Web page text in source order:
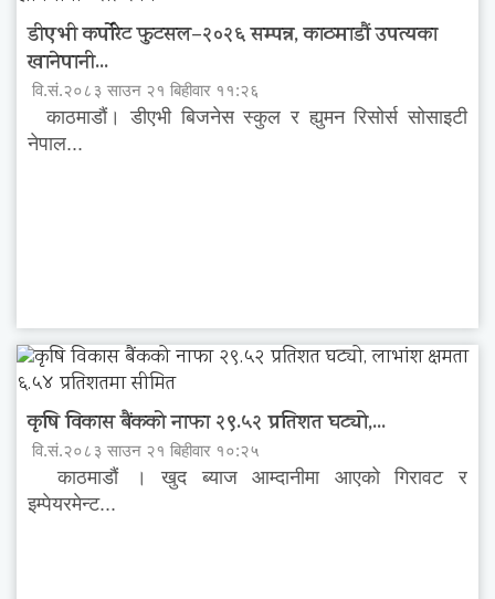
डीएभी कर्पोरेट फुटसल–२०२६ सम्पन्न, काठमाडौं उपत्यका
खानेपानी...
वि.सं.२०८३ साउन २१ बिहीवार ११:२६
काठमाडौं। डीएभी बिजनेस स्कुल र ह्युमन रिसोर्स सोसाइटी
नेपाल...
कृषि विकास बैंकको नाफा २९.५२ प्रतिशत घट्यो,...
वि.सं.२०८३ साउन २१ बिहीवार १०:२५
काठमाडौं । खुद ब्याज आम्दानीमा आएको गिरावट र
इम्पेयरमेन्ट...